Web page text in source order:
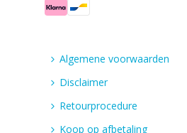
Algemene voorwaarden
Disclaimer
Retourprocedure
Koop op afbetaling